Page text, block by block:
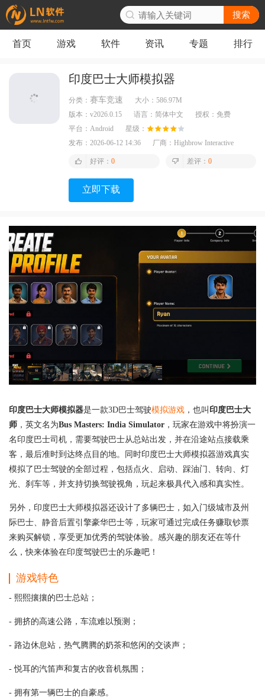
搜索
首页 游戏 软件 资讯 专题 排行
印度巴士大师模拟器
分类： 赛车竞速 大小： 586.97M
版本： v2026.0.15 语言： 简体中文 授权： 免费
平台： Android
星级：
发布： 2026-06-12 14:36 厂商： Highbrow Interactive
好评： 0 差评： 0
立即下载
印度巴士大师模拟器是一款3D巴士驾驶模拟游戏 ，也叫 印度巴士大
师 ，英文名为Bus Masters: India Simulator ，玩家在游戏中将扮演一
名印度巴士司机，需要驾驶巴士从总站出发，并在沿途站点接载乘
客，最后准时到达终点目的地。同时印度巴士大师模拟器游戏真实
模拟了巴士驾驶的全部过程，包括点火、启动、踩油门、转向、灯
光、刹车等，并支持切换驾驶视角，玩起来极具代入感和真实性。
另外，印度巴士大师模拟器还设计了多辆巴士，如入门级城市及州
际巴士、静音后置引擎豪华巴士等，玩家可通过完成任务赚取钞票
来购买解锁，享受更加优秀的驾驶体验。感兴趣的朋友还在等什
么，快来体验在印度驾驶巴士的乐趣吧！
游戏特色
- 熙熙攘攘的巴士总站；
- 拥挤的高速公路，车流难以预测；
- 路边休息站，热气腾腾的奶茶和悠闲的交谈声；
- 悦耳的汽笛声和复古的收音机氛围；
- 拥有第一辆巴士的自豪感。